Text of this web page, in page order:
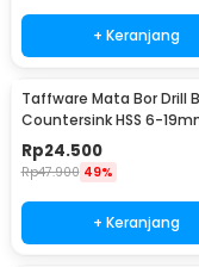
+ Keranjang
Taffware Mata Bor Drill
Countersink HSS 6-
PCS - BT3
Rp24.500
Rp47.900 49%
+ Keranjang